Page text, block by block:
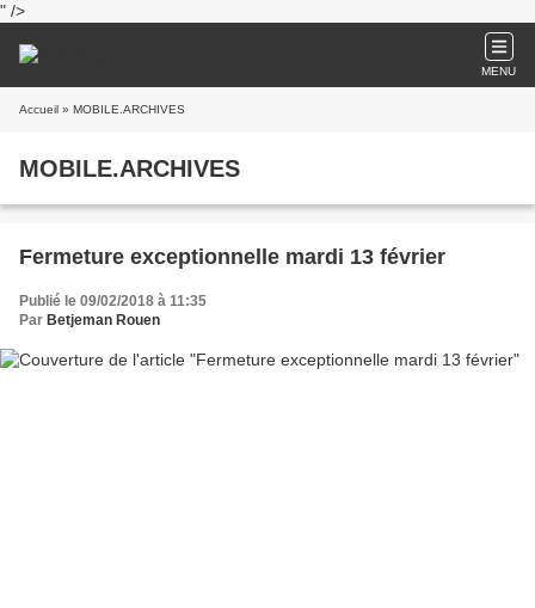
" />
MENU
Accueil » MOBILE.ARCHIVES
MOBILE.ARCHIVES
Fermeture exceptionnelle mardi 13 février
Publié le 09/02/2018 à 11:35
Par Betjeman Rouen